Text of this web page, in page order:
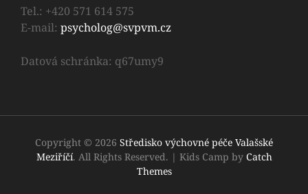
Tel.: +420 571 614 575
E-mail: psycholog@svpvm.cz
Datová schránka: q67umy9
Copyright © 2026 Středisko výchovné péče Valašské
Meziříčí. All Rights Reserved. | Kids Camp by Catch
Themes